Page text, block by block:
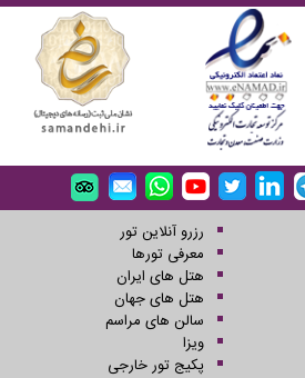
رزرو آنلاین تور
معرفی تورها
هتل های ایران
هتل های جهان
سالن های مراسم
ویزا
پکیج تور خارجی